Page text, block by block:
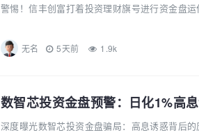
警惕！信丰创富打着投资理财旗号进行资金盘
无名 5天前 1.9k
数智芯投资金盘预警：日化1%高
深度曝光数智芯投资金盘骗局：高息诱惑背后